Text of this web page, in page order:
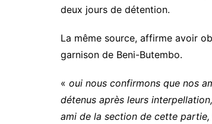
deux jours de détention.
La même source, affirme avoir
garnison de Beni-Butembo.
« oui nous confirmons que nos
détenus après leurs
ami de la section de cette